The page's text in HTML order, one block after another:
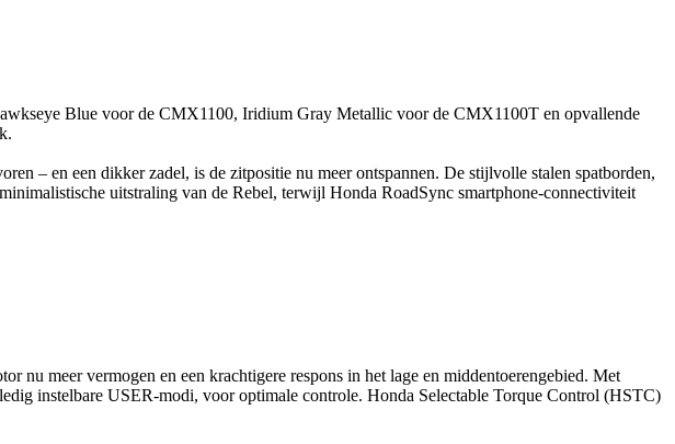
Blue voor de CMX1100, Iridium Gray Metallic voor de CMX1100T en opvallende
– en een dikker zadel, is de zitpositie nu meer ontspannen. De stijlvolle stalen spatborden,
uitstraling van de Rebel, terwijl Honda RoadSync smartphone-connectiviteit
nu meer vermogen en een krachtigere respons in het lage en middentoerengebied. Met
instelbare USER-modi, voor optimale controle. Honda Selectable Torque Control (HSTC)